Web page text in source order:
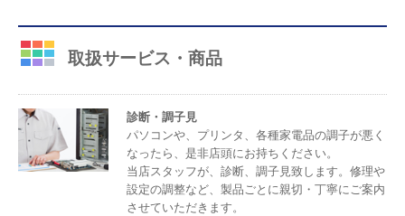
取扱サービス・商品
診断・調子見
パソコンや、プリンタ、各種家電品の調子が悪く
なったら、是非店頭にお持ちください。
当店スタッフが、診断、調子見致します。修理や
設定の調整など、製品ごとに親切・丁寧にご案内
させていただきます。